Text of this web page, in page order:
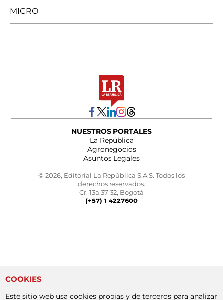
MICRO
NUESTROS PORTALES
La República
Agronegocios
Asuntos Legales
© 2026, Editorial La República S.A.S. Todos los
derechos reservados.
Cr. 13a 37-32, Bogotá
(+57) 1 4227600
COOKIES
Este sitio web usa cookies propias y de terceros para analizar